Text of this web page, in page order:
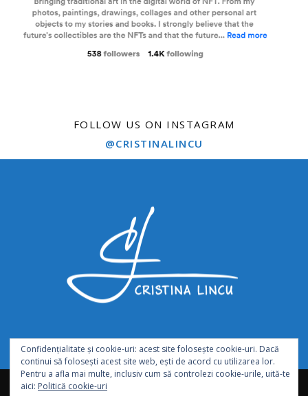
FOLLOW US ON INSTAGRAM
@CRISTINALINCU
abonează-te hartă site
Confidențialitate și cookie-uri: acest site folosește cookie-uri. Dacă
continui să folosești acest site web, ești de acord cu utilizarea lor.
Pentru a afla mai multe, inclusiv cum să controlezi cookie-urile, uită-te
aici: Politică cookie-uri